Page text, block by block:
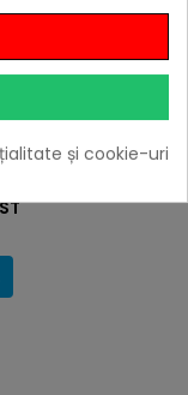
sistemul culinar
și cookie-uri